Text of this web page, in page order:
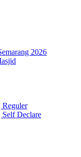
2026
Reguler
Self Declare